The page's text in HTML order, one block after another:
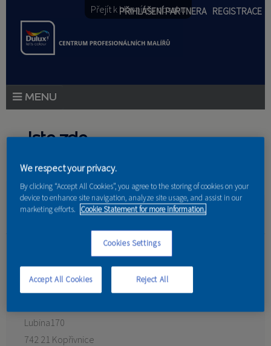
Přejít k hlavnímu obsahu
PŘIHLÁŠENÍ PARTNERA REGISTRACE
PORADENSTVÍ
AKCE A NOVINKY
KONTAKT
Jste zde
Domů»Partneri
Richard Buček
Lubina170
742 21 Kopřivnice
We respect your privacy.
By clicking “Accept All Cookies”, you agree to the storing of cookies on your
device to enhance site navigation, analyze site usage, and assist in our
marketing efforts. Cookie Statement for more information.
Cookies Settings
Reject All
Accept All Cookies